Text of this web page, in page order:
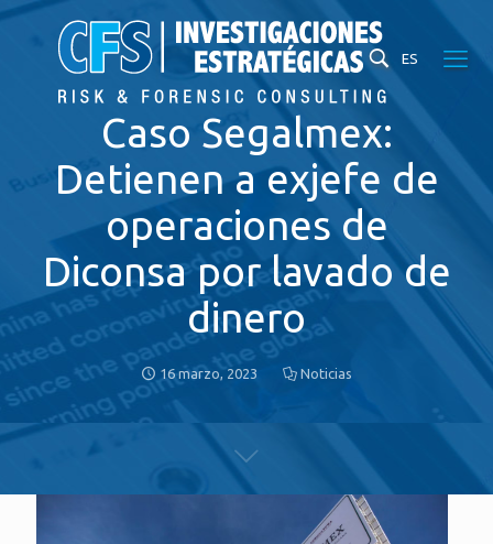
ES
Caso Segalmex:
Detienen a exjefe de
operaciones de
Diconsa por lavado de
dinero
16 marzo, 2023 Noticias